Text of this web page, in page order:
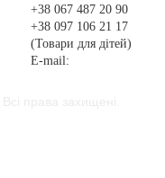
+38 067 487 20 90
+38 097 106 21 17
(Товари для дітей)
E-mail: